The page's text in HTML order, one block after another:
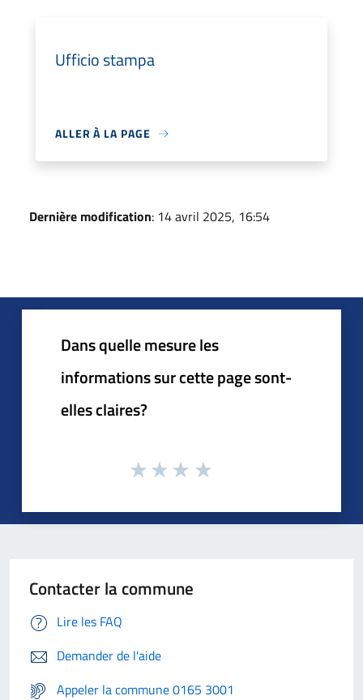
Ufficio stampa
ALLER À LA PAGE
Dernière modification: 14 avril 2025, 16:54
Dans quelle mesure les
informations sur cette page sont-
elles claires?
Contacter la commune
Lire les FAQ
Demander de l'aide
Appeler la commune 0165 3001